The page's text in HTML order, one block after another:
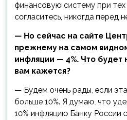
финансовую систему при тех
согласитесь, никогда перед
— Но сейчас на сайте
прежнему на самом
инфляции — 4%. Что будет
вам кажется?
— Будем очень рады, если
больше 10%. Я думаю, что
10% инфляцию Банку России